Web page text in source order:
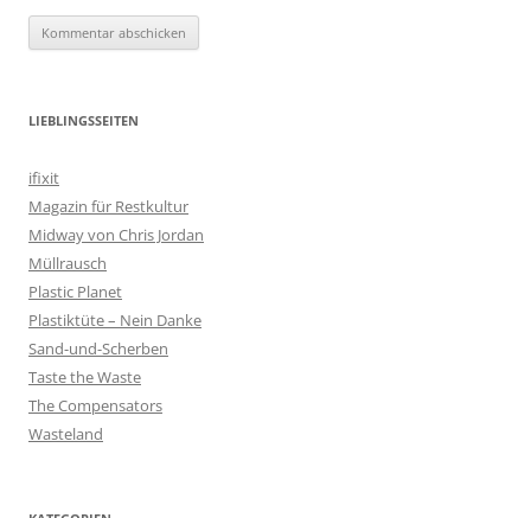
LIEBLINGSSEITEN
ifixit
Magazin für Restkultur
Midway von Chris Jordan
Müllrausch
Plastic Planet
Plastiktüte – Nein Danke
Sand-und-Scherben
Taste the Waste
The Compensators
Wasteland